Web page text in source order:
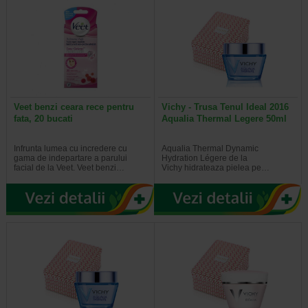
elasticitatea mult mai repede decat tenul normal. O rutina
corecta de ingrijire a acestui tip de ten pune accent pe
hidratarea tesuturilor dar si pe refacerea barierei lipidice a
Ingrijirea tenului – zona din jurul ochilor
Zona din jurul ochilor este caracterizata de o piele sensibila
si fragila si, de aceea, este locul unde apar, de obicei,
primele riduri. Pe langa hidratare si emoliere, acesta zona
de sub ochi.
Veet benzi ceara rece pentru
fata, 20 bucati
Infrunta lumea cu incredere cu
gama de indepartare a parului
facial de la Veet. Veet benzi…
Vichy - Trusa Tenul Ideal 2016
Aqualia Thermal Legere 50ml
Aqualia Thermal Dynamic
Hydration Légere de la
Vichy hidrateaza pielea pe…